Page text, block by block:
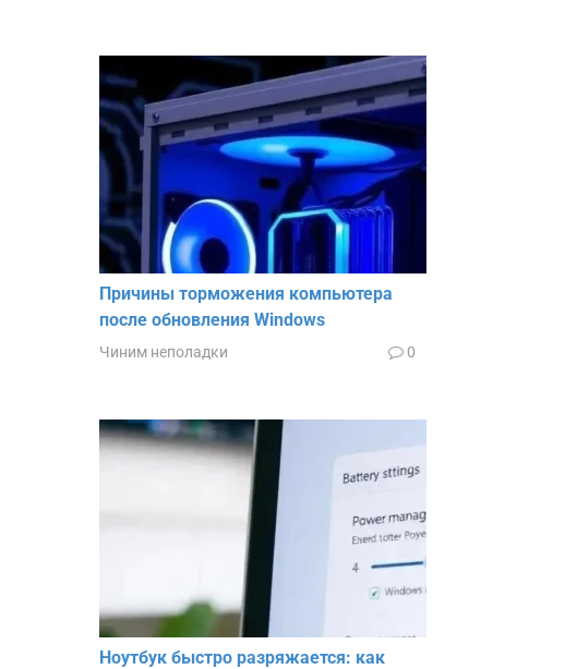
Причины торможения компьютера
после обновления Windows
Чиним неполадки 0
Ноутбук быстро разряжается: как